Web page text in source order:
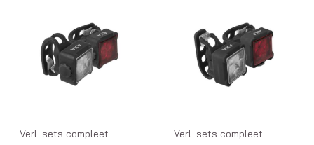
Verl. sets compleet Verl. sets compleet